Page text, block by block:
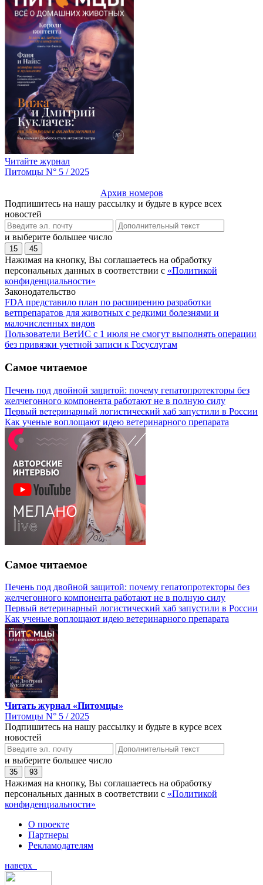
Читайте журнал
Питомцы N° 5 / 2025
Архив номеров
Подпишитесь на нашу рассылку и будьте в курсе всех
новостей
и выберите большее число
15 45
Нажимая на кнопку, Вы соглашаетесь на обработку
персональных данных в соответствии с «Политикой
конфиденциальности»
Законодательство
FDA представило план по расширению разработки
ветпрепаратов для животных с редкими болезнями и
малочисленных видов
Пользователи ВетИС с 1 июля не смогут выполнять операции
без привязки учетной записи к Госуслугам
Самое читаемое
Печень под двойной защитой: почему гепатопротекторы без
желчегонного компонента работают не в полную силу
Первый ветеринарный логистический хаб запустили в России
Как ученые воплощают идею ветеринарного препарата
Самое читаемое
Печень под двойной защитой: почему гепатопротекторы без
желчегонного компонента работают не в полную силу
Первый ветеринарный логистический хаб запустили в России
Как ученые воплощают идею ветеринарного препарата
Читать журнал «Питомцы»
Питомцы N° 5 / 2025
Подпишитесь на нашу рассылку и будьте в курсе всех
новостей
и выберите большее число
35 93
Нажимая на кнопку, Вы соглашаетесь на обработку
персональных данных в соответствии с «Политикой
конфиденциальности»
О проекте
Партнеры
Рекламодателям
наверх